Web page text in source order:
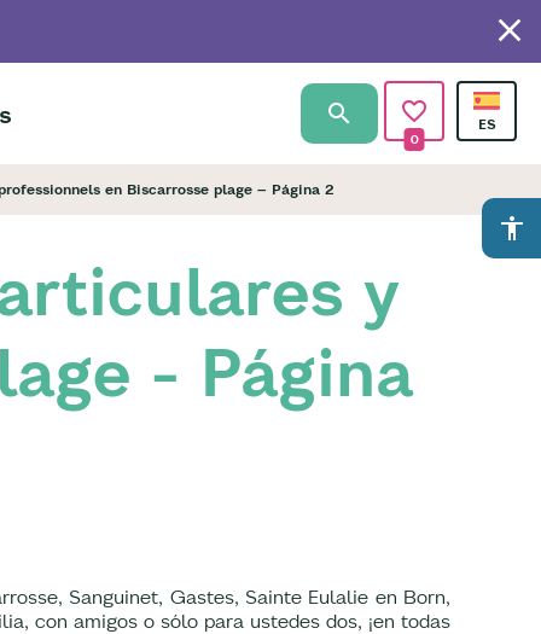
0
en Biscarrosse plage – Página 2
accessibility
y
- Página
Sanguinet, Gastes, Sainte Eulalie en Born,
con amigos o sólo para ustedes dos, ¡en todas